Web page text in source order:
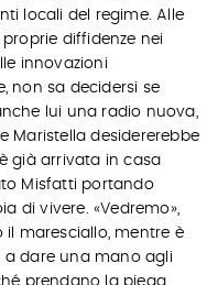
locali del regime. Alle
diffidenze nei
innovazioni
non sa decidersi se
lui una radio nuova,
Maristella desidererebbe
già arrivata in casa
Misfatti portando
di vivere. «Vedremo»,
il maresciallo, mentre è
dare una mano agli
prendano la piega